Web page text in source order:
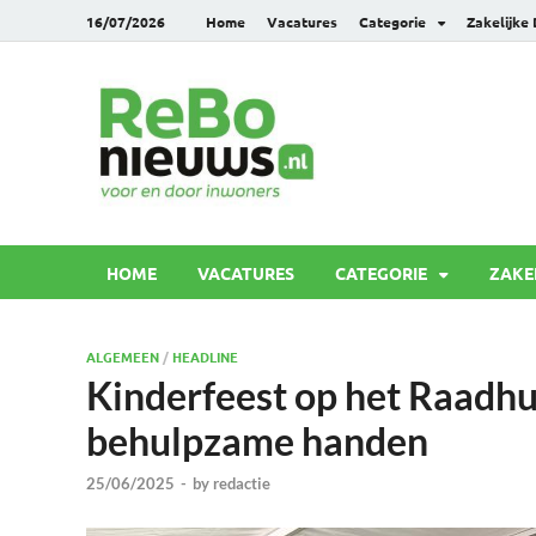
16/07/2026 Home Vacatures Categorie Zakelijke
HOME VACATURES CATEGORIE
ALGEMEEN / HEADLINE
Kinderfeest op het
behulpzame handen
25/06/2025 - by redactie